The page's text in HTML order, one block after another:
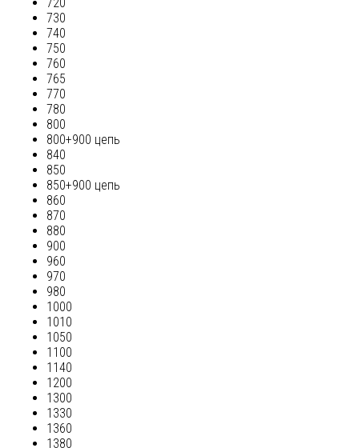
720
730
740
750
760
765
770
780
800
800+900 цепь
840
850
850+900 цепь
860
870
880
900
960
970
980
1000
1010
1050
1100
1140
1200
1300
1330
1360
1380